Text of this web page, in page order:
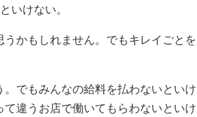
いけない。
かもしれません。でもキレイごとを
でもみんなの給料を払わないといけ
違うお店で働いてもらわないといけ